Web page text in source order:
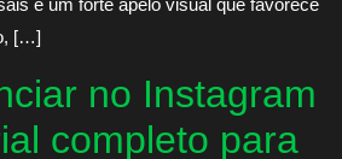
e um forte apelo visual que favorece
[…]
no Instagram
completo para